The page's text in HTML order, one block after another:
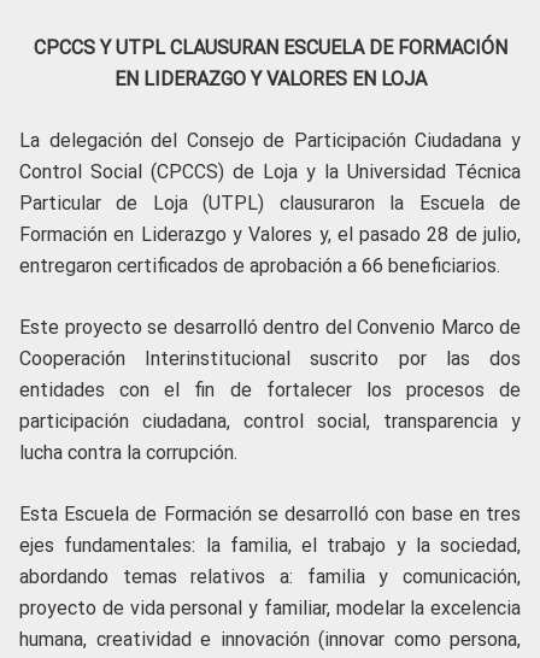
CPCCS Y UTPL CLAUSURAN ESCUELA DE FORMACIÓN
EN LIDERAZGO Y VALORES EN LOJA
La delegación del Consejo de Participación Ciudadana y
Control Social (CPCCS) de Loja y la Universidad Técnica
Particular de Loja (UTPL) clausuraron la Escuela de
Formación en Liderazgo y Valores y, el pasado 28 de julio,
entregaron certificados de aprobación a 66 beneficiarios.
Este proyecto se desarrolló dentro del Convenio Marco de
Cooperación Interinstitucional suscrito por las dos
entidades con el fin de fortalecer los procesos de
participación ciudadana, control social, transparencia y
lucha contra la corrupción.
Esta Escuela de Formación se desarrolló con base en tres
ejes fundamentales: la familia, el trabajo y la sociedad,
abordando temas relativos a: familia y comunicación,
proyecto de vida personal y familiar, modelar la excelencia
humana, creatividad e innovación (innovar como persona,